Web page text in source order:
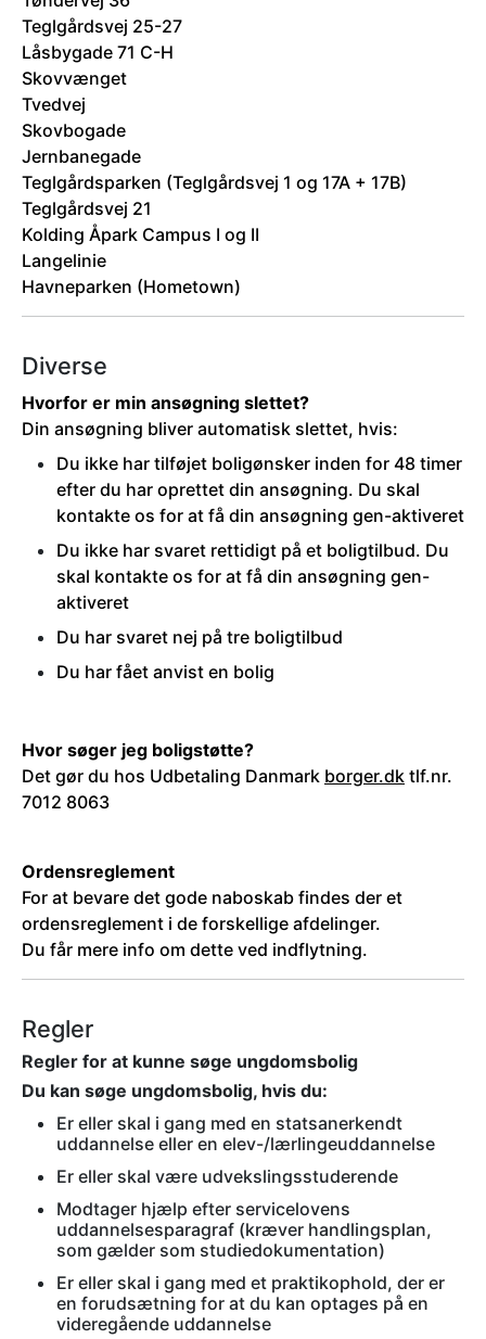
Teglgårdsvej 25-27
Låsbygade 71 C-H
Skovvænget
Tvedvej
Skovbogade
Jernbanegade
Teglgårdsparken (Teglgårdsvej 1 og 17A + 17B)
Teglgårdsvej 21
Kolding Åpark Campus I og II
Langelinie
Havneparken (Hometown)
Diverse
Hvorfor er min ansøgning slettet?
Din ansøgning bliver automatisk slettet, hvis:
Du ikke har tilføjet boligønsker inden for 48 timer
efter du har oprettet din ansøgning. Du skal
kontakte os for at få din ansøgning gen-aktiveret
Du ikke har svaret rettidigt på et boligtilbud. Du
skal kontakte os for at få din ansøgning gen-
aktiveret
Du har svaret nej på tre boligtilbud
Du har fået anvist en bolig
Hvor søger jeg boligstøtte?
Det gør du hos Udbetaling Danmark borger.dk tlf.nr.
7012 8063
Ordensreglement
For at bevare det gode naboskab findes der et
ordensreglement i de forskellige afdelinger.
Du får mere info om dette ved indflytning.
Regler
Regler for at kunne søge ungdomsbolig
Du kan søge ungdomsbolig, hvis du:
Er eller skal i gang med en statsanerkendt
uddannelse eller en elev-/lærlingeuddannelse
Er eller skal være udvekslingsstuderende
Modtager hjælp efter servicelovens
uddannelsesparagraf (kræver handlingsplan,
som gælder som studiedokumentation)
Er eller skal i gang med et praktikophold, der er
en forudsætning for at du kan optages på en
videregående uddannelse